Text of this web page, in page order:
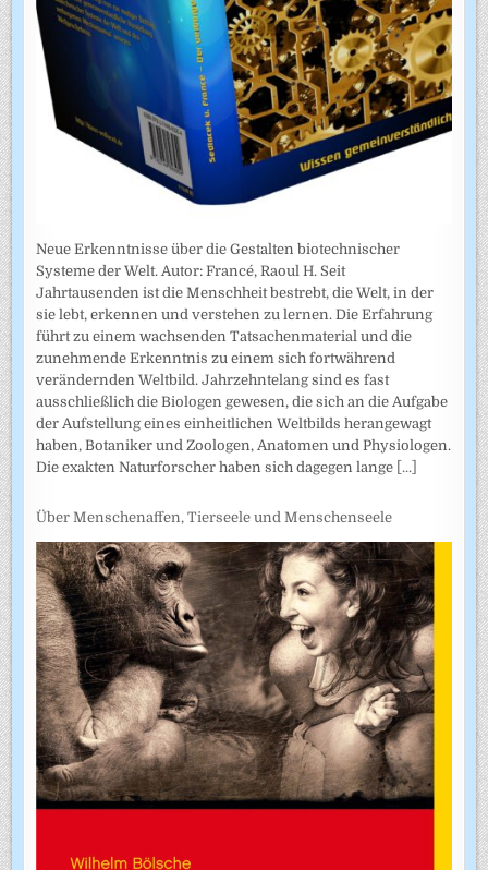
Neue Erkenntnisse über die Gestalten biotechnischer
Systeme der Welt. Autor: Francé, Raoul H. Seit
Jahrtausenden ist die Menschheit bestrebt, die Welt, in der
sie lebt, erkennen und verstehen zu lernen. Die Erfahrung
führt zu einem wachsenden Tatsachenmaterial und die
zunehmende Erkenntnis zu einem sich fortwährend
verändernden Weltbild. Jahrzehntelang sind es fast
ausschließlich die Biologen gewesen, die sich an die Aufgabe
der Aufstellung eines einheitlichen Weltbilds herangewagt
haben, Botaniker und Zoologen, Anatomen und Physiologen.
Die exakten Naturforscher haben sich dagegen lange [...]
Über Menschenaffen, Tierseele und Menschenseele